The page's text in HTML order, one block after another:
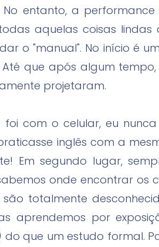
entanto, a
aquelas coisas lindas
o "manual". No início é
que após algum tempo,
projetaram.
com o celular, eu nunca
inglês com a
Em segundo lugar,
onde encontrar os
totalmente
aprendemos por
que um estudo formal.